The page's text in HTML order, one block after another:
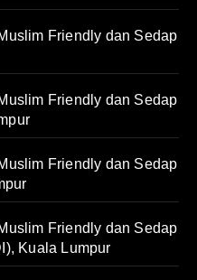
Friendly dan Sedap
Friendly dan Sedap
Friendly dan Sedap
Friendly dan Sedap
Kuala Lumpur